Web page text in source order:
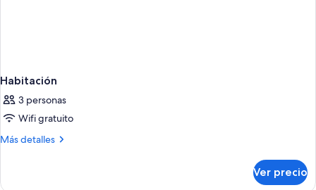
Habitación
3 personas
Wifi gratuito
Más detalles
Más
Ver precio